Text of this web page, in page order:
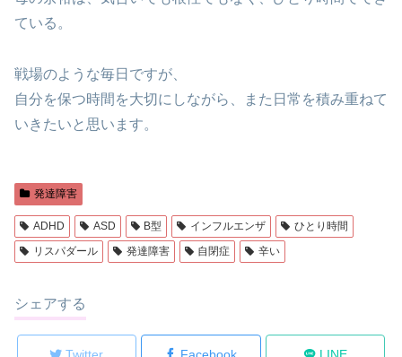
ている。
戦場のような毎日ですが、
自分を保つ時間を大切にしながら、また日常を積み重ねて
いきたいと思います。
発達障害
ADHD ASD B型 インフルエンザ
ひとり時間
リスパダール
発達障害 自閉症 辛い
シェアする
Twitter Facebook LINE